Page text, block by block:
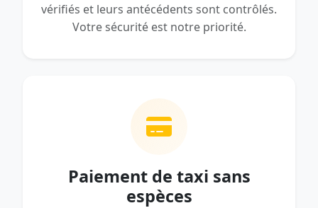
vérifiés et leurs antécédents sont contrôlés.
Votre sécurité est notre priorité.
Paiement de taxi sans
espèces